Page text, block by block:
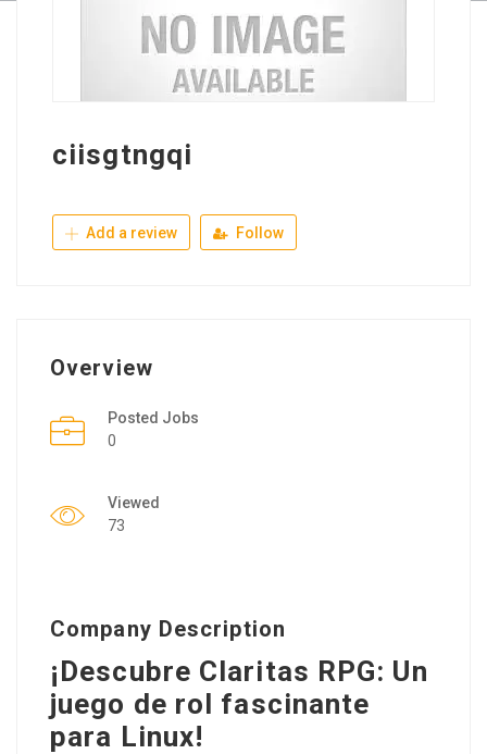
ciisgtngqi
Add a review Follow
Overview
Posted Jobs
0
Viewed
73
Company Description
¡Descubre Claritas RPG: Un
juego de rol fascinante
para Linux!